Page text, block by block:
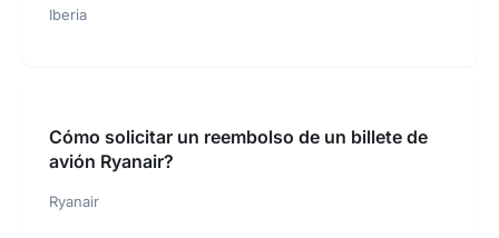
Iberia
Cómo solicitar un reembolso de un billete de
avión Ryanair?
Ryanair